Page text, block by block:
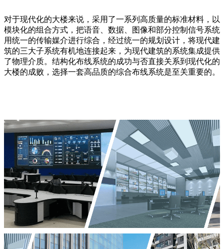
对于现代化的大楼来说，采用了一系列高质量的标准材料，以
模块化的组合方式，把语音、数据、图像和部分控制信号系统
用统一的传输媒介进行综合，经过统一的规划设计，将现代建
筑的三大子系统有机地连接起来，为现代建筑的系统集成提供
了物理介质。结构化布线系统的成功与否直接关系到现代化的
大楼的成败，选择一套高品质的综合布线系统是至关重要的。